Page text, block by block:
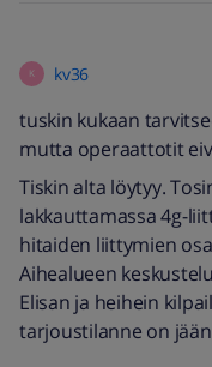
K kv36
tuskin kukaan
mutta operaattotit
Tiskin alta löytyy.
lakkauttamassa 4g-
hitaiden liittymien
Aihealueen
Elisan ja heihein
tarjoustilanne on